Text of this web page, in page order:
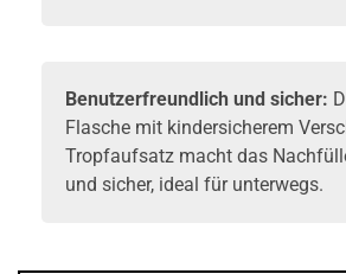
Benutzerfreundlich und sicher:
Flasche mit kindersicherem
Tropfaufsatz macht das
und sicher, ideal für unterwegs.